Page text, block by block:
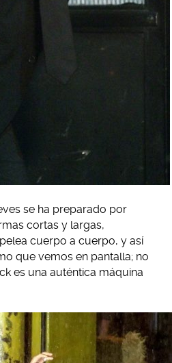
se ha preparado por
cortas y largas,
cuerpo a cuerpo, y así
que vemos en pantalla; no
es una auténtica máquina